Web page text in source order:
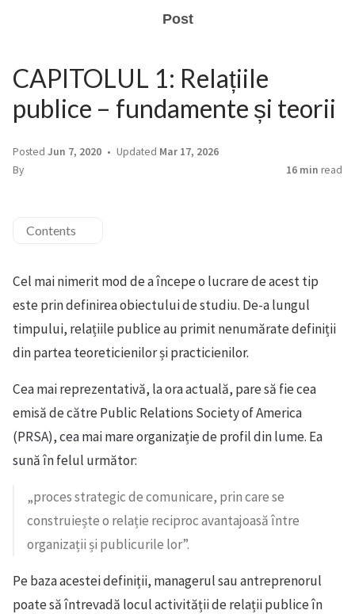
Post
CAPITOLUL 1: Relațiile
publice – fundamente și teorii
Posted Jun 7, 2020 Updated Mar 17, 2026
By
16 min read
Contents
Cel mai nimerit mod de a începe o lucrare de acest tip
este prin definirea obiectului de studiu. De-a lungul
timpului, relațiile publice au primit nenumărate definiții
din partea teoreticienilor și practicienilor.
Cea mai reprezentativă, la ora actuală, pare să fie cea
emisă de către Public Relations Society of America
(PRSA), cea mai mare organizație de profil din lume. Ea
sună în felul următor:
„proces strategic de comunicare, prin care se
construiește o relație reciproc avantajoasă între
organizații și publicurile lor”.
Pe baza acestei definiții, managerul sau antreprenorul
poate să întrevadă locul activității de relații publice în